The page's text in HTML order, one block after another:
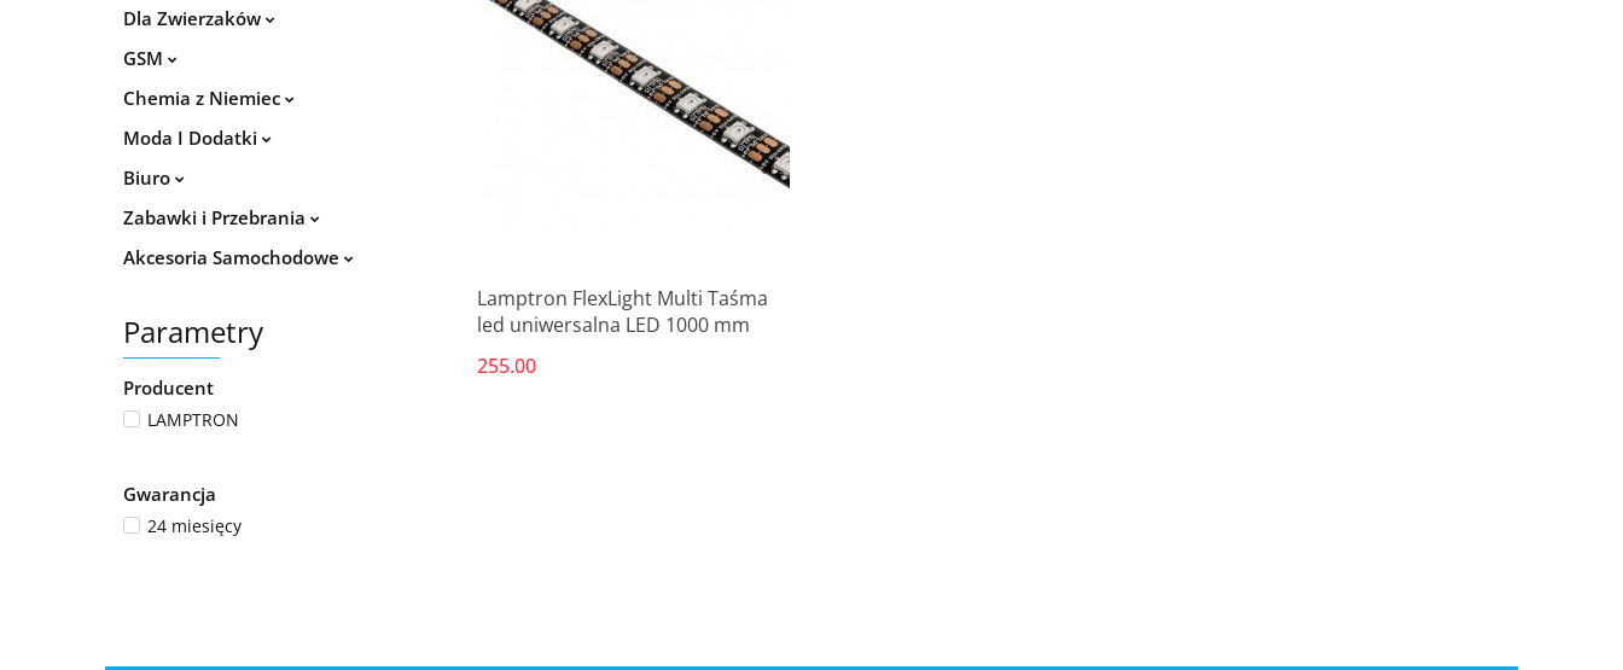
Dla Zwierzaków
GSM
Chemia z Niemiec
Moda I Dodatki
Biuro
Zabawki i Przebrania
Akcesoria Samochodowe
Parametry
Producent
LAMPTRON
Gwarancja
24 miesięcy
Produkt niedostępny
Lamptron FlexLight Multi Taśma
led uniwersalna LED 1000 mm
255.00